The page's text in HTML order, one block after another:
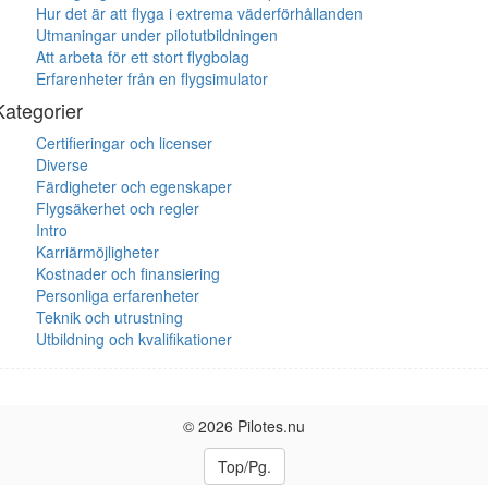
Hur det är att flyga i extrema väderförhållanden
Utmaningar under pilotutbildningen
Att arbeta för ett stort flygbolag
Erfarenheter från en flygsimulator
Certifieringar och licenser
Diverse
Färdigheter och egenskaper
Flygsäkerhet och regler
Intro
Karriärmöjligheter
Kostnader och finansiering
Personliga erfarenheter
Teknik och utrustning
Utbildning och kvalifikationer
© 2026 Pilotes.nu
Top/Pg.